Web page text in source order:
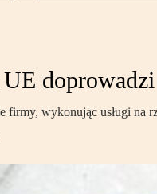
wykonując usługi na